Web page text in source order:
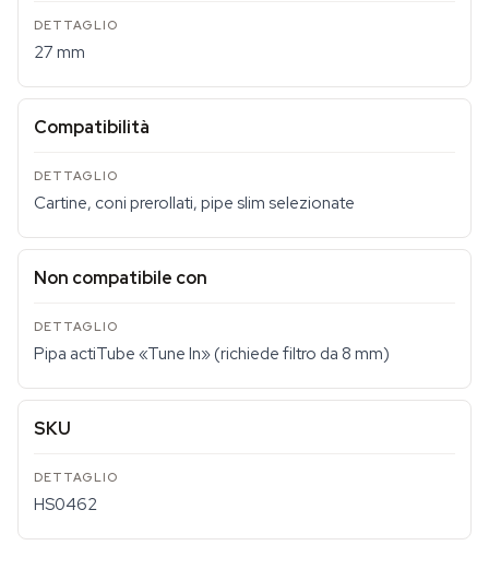
27 mm
Compatibilità
Cartine, coni prerollati, pipe slim selezionate
Non compatibile con
Pipa actiTube «Tune In» (richiede filtro da 8 mm)
SKU
HS0462